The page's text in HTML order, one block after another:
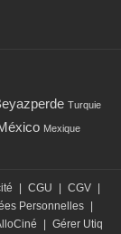
Turquie
Mexique
CGU CGV
Personnelles
Gérer Utiq